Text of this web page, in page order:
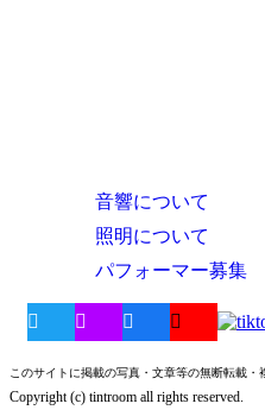
音響について
照明について
パフォーマー募集
このサイトに掲載の写真・文章等の無断転載・
Copyright (c) tintroom all rights reserved.